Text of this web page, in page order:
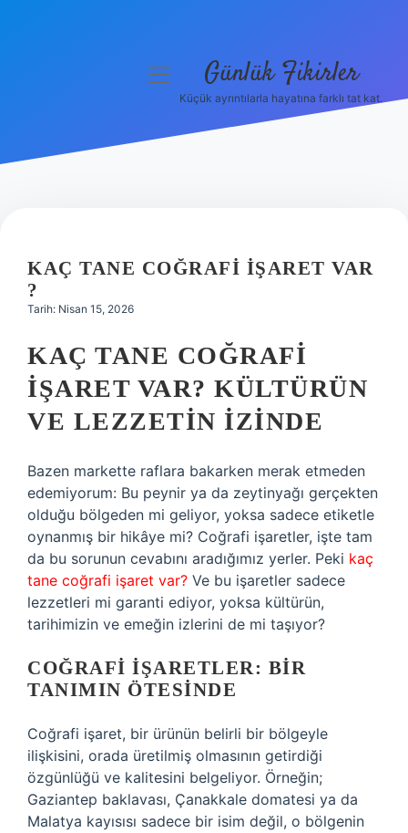
Hakkımızda
menüyü Günlük Fikirler
Küçük ayrıntılarla hayatına farklı tat kat.
KAÇ TANE COĞRAFI IŞARET VAR
?
Tarih: Nisan 15, 2026
KAÇ TANE COĞRAFI
İŞARET VAR? KÜLTÜRÜN
VE LEZZETIN İZINDE
Bazen markette raflara bakarken merak etmeden
edemiyorum: Bu peynir ya da zeytinyağı gerçekten
olduğu bölgeden mi geliyor, yoksa sadece etiketle
oynanmış bir hikâye mi? Coğrafi işaretler, işte tam
da bu sorunun cevabını aradığımız yerler. Peki kaç
tane coğrafi işaret var? Ve bu işaretler sadece
lezzetleri mi garanti ediyor, yoksa kültürün,
tarihimizin ve emeğin izlerini de mi taşıyor?
COĞRAFI İŞARETLER: BIR
TANIMIN ÖTESINDE
Coğrafi işaret, bir ürünün belirli bir bölgeyle
ilişkisini, orada üretilmiş olmasının getirdiği
özgünlüğü ve kalitesini belgeliyor. Örneğin;
Gaziantep baklavası, Çanakkale domatesi ya da
Malatya kayısısı sadece bir isim değil, o bölgenin